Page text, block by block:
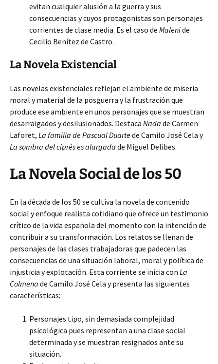
evitan cualquier alusión a la guerra y sus
consecuencias y cuyos protagonistas son personajes
corrientes de clase media. Es el caso de Malenide
Cecilio Benítez de Castro.
La Novela Existencial
Las novelas existenciales reflejan el ambiente de miseria
moral y material de la posguerra y la frustración que
produce ese ambiente en unos personajes que se muestran
desarraigados y desilusionados. Destaca Nada de Carmen
Laforet, La familia de Pascual Duartede Camilo José Cela y
La sombra del ciprés es alargada de Miguel Delibes.
La Novela Social de los 50
En la década de los 50 se cultiva la novela de contenido
social y enfoque realista cotidiano que ofrece un testimonio
crítico de la vida española del momento con la intención de
contribuir a su transformación. Los relatos se llenan de
personajes de las clases trabajadoras que padecen las
consecuencias de una situación laboral, moral y política de
injusticia y explotación. Esta corriente se inicia con La
Colmena de Camilo José Cela y presenta las siguientes
características:
Personajes tipo, sin demasiada complejidad
psicológica pues representan a una clase social
determinada y se muestran resignados ante su
situación.